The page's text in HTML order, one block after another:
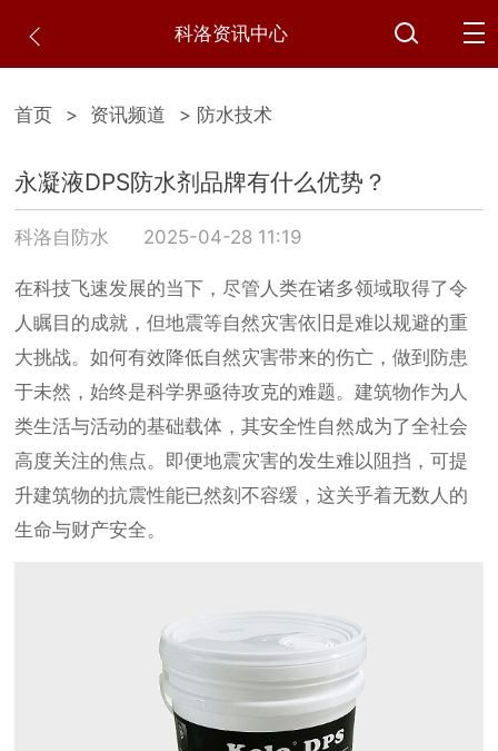
科洛资讯中心
首页 > 资讯频道 > 防水技术
永凝液DPS防水剂品牌有什么优势？
科洛自防水 2025-04-28 11:19
在科技飞速发展的当下，尽管人类在诸多领域取得了令
人瞩目的成就，但地震等自然灾害依旧是难以规避的重
大挑战。如何有效降低自然灾害带来的伤亡，做到防患
于未然，始终是科学界亟待攻克的难题。建筑物作为人
类生活与活动的基础载体，其安全性自然成为了全社会
高度关注的焦点。即便地震灾害的发生难以阻挡，可提
升建筑物的抗震性能已然刻不容缓，这关乎着无数人的
生命与财产安全。